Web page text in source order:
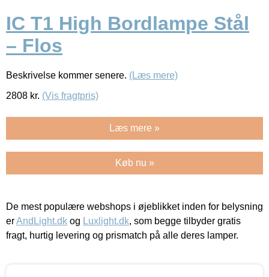
IC T1 High Bordlampe Stål
– Flos
Beskrivelse kommer senere. (Læs mere)
2808 kr. (Vis fragtpris)
Læs mere »
Køb nu »
De mest populære webshops i øjeblikket inden for belysning
erAndLight.dk og Luxlight.dk, som begge tilbyder gratis
fragt, hurtig levering og prismatch på alle deres lamper.